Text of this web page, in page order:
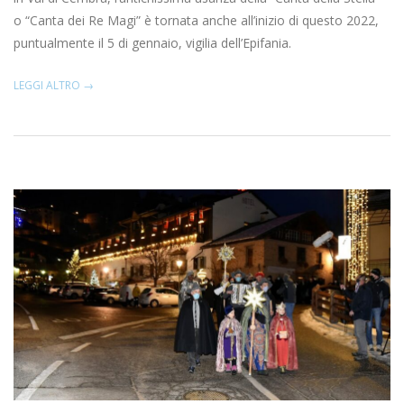
o “Canta dei Re Magi” è tornata anche all’inizio di questo 2022,
puntualmente il 5 di gennaio, vigilia dell’Epifania.
LEGGI ALTRO →